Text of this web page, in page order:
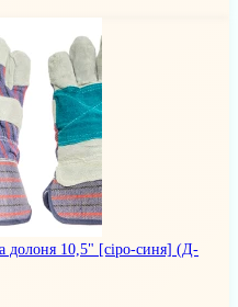
долоня 10,5" [сіро-синя] (Д-